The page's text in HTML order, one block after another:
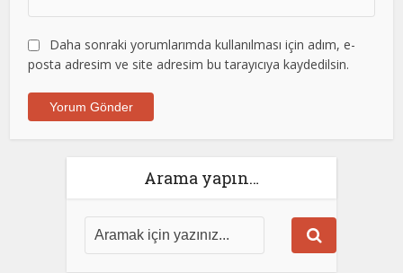
Daha sonraki yorumlarımda kullanılması için adım, e-
posta adresim ve site adresim bu tarayıcıya kaydedilsin.
Arama yapın…